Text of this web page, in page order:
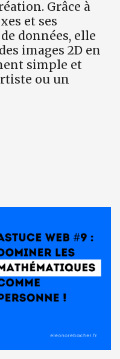
Grâce à
et ses
données, elle
images 2D en
simple et
ou un